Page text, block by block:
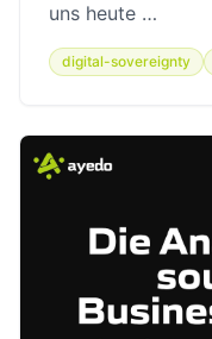
uns heute …
digital-sovereignty